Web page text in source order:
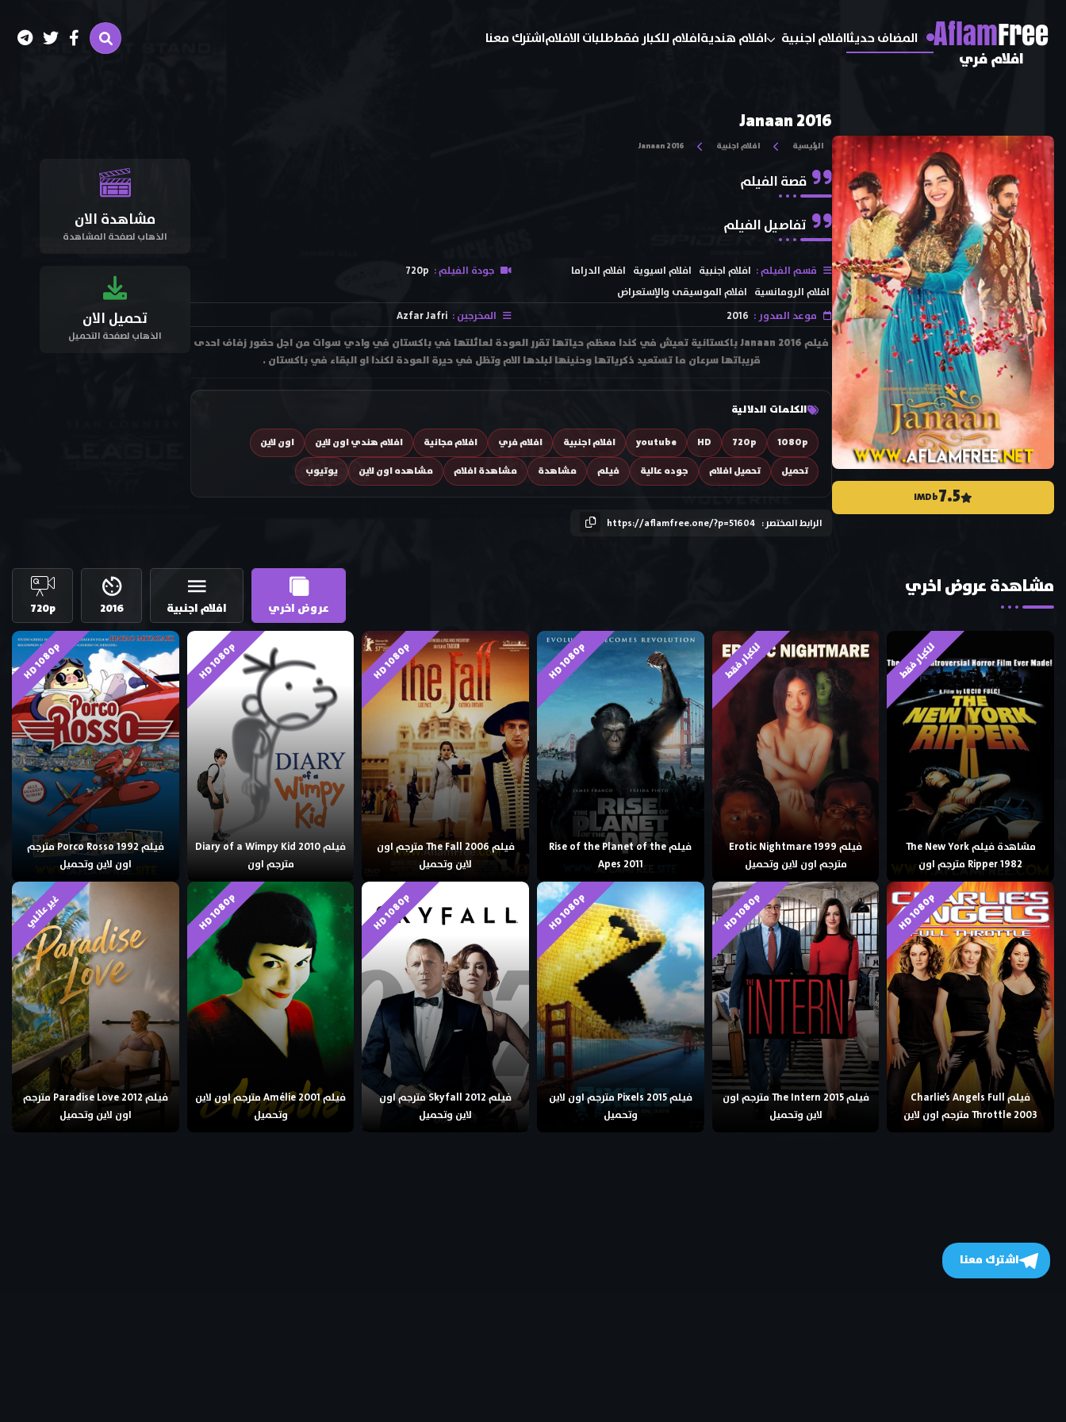
AflamFree
افلام فري
المضاف حديثاافلام اجنبية افلام هنديةافلام للكبار فقططلبات الافلاماشترك معنا
7.5
IMDb
Janaan 2016
الرئيسية افلام اجنبية Janaan 2016
قصة الفيلم
تفاصيل الفيلم
قسم الفيلم : افلام اجنبية افلام اسيوية افلام الدراما
افلام الرومانسية افلام الموسيقى والإستعراض
جودة الفيلم : 720p
موعد الصدور : 2016 المخرجين : Azfar Jafri
فيلم Janaan 2016 باكستانية تعيش في كندا معظم حياتها تقرر العودة لعائلتها في باكستان في وادي سوات من اجل حضور زفاف احدى
قريباتها سرعان ما تستعيد ذكرياتها وحنينها لبلدها الام وتظل في حيرة العودة لكندا او البقاء في باكستان .
الكلمات الدلالية
1080p
720p
HD
youtube افلام اجنبية افلام فري افلام مجانية افلام هندي اون لاين
اون لاين
تحميل
تحميل افلام جوده عالية فيلم مشاهدة مشاهدة افلام مشاهده اون لاين يوتيوب
الرابط المختصر : https://aflamfree.one/?p=51604
مشاهدة الان
الذهاب لصفحة المشاهدة
تحميل الان
الذهاب لصفحة التحميل
مشاهدة عروض اخري
عروض اخري افلام اجنبية 2016
720p
للكبار فقط
مشاهدة فيلم The New York
Ripper 1982 مترجم اون
للكبار فقط
فيلم Erotic Nightmare 1999
مترجم اون لاين وتحميل
HD 1080p
فيلم Rise of the Planet of the
Apes 2011
HD 1080p
فيلم The Fall 2006 مترجم اون
لاين وتحميل
HD 1080p
فيلم Diary of a Wimpy Kid 2010
مترجم اون
HD 1080p
فيلم Porco Rosso 1992 مترجم
اون لاين وتحميل
HD 1080p
فيلم Charlie’s Angels Full
Throttle 2003 مترجم اون لاين
HD 1080p
فيلم The Intern 2015 مترجم اون
لاين وتحميل
HD 1080p
فيلم Pixels 2015 مترجم اون لاين
وتحميل
HD 1080p
فيلم Skyfall 2012 مترجم اون
لاين وتحميل
HD 1080p
فيلم Amélie 2001 مترجم اون لاين
وتحميل
غير عائلي
فيلم Paradise Love 2012 مترجم
اون لاين وتحميل
اشترك معنا